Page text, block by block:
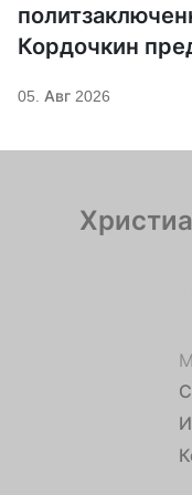
Кордочкин
Саровского
05. Авг 2026